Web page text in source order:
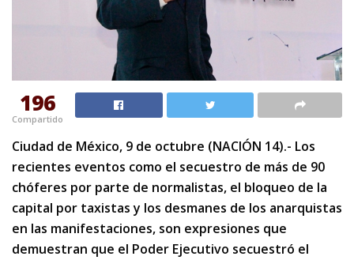
196
Compartido
Ciudad de México, 9 de octubre (NACIÓN 14).- Los
recientes eventos como el secuestro de más de 90
chóferes por parte de normalistas, el bloqueo de la
capital por taxistas y los desmanes de los anarquistas
en las manifestaciones, son expresiones que
demuestran que el Poder Ejecutivo secuestró el